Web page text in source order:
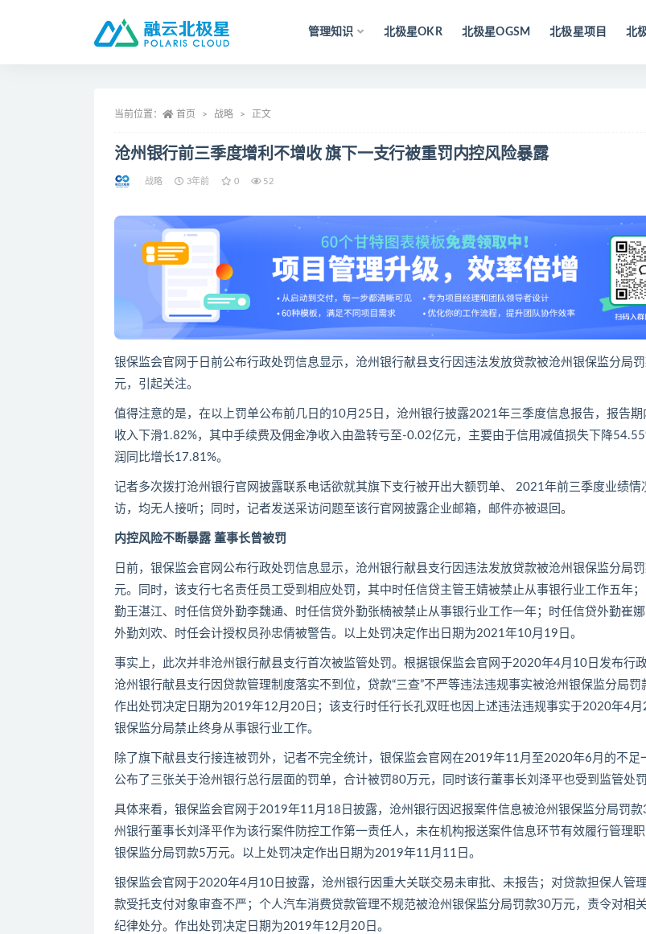
管理知识 北极星OKR 北极星OGSM 北极星项目 北
当前位置： 首页 战略 正文
沧州银行前三季度增利不增收 旗下一支行被重罚内控风险暴露
战略 3年前 0 52
银保监会官网于日前公布行政处罚信息显示，沧州银行献县支行因违法发放贷款被沧州银保监分局
元，引起关注。
值得注意的是，在以上罚单公布前几日的10月25日，沧州银行披露2021年三季度信息报告，报告期
收入下滑1.82%，其中手续费及佣金净收入由盈转亏至-0.02亿元，主要由于信用减值损失下降
润同比增长17.81%。
记者多次拨打沧州银行官网披露联系电话欲就其旗下支行被开出大额罚单、 2021年前三季度业绩情
访，均无人接听；同时，记者发送采访问题至该行官网披露企业邮箱，邮件亦被退回。
内控风险不断暴露 董事长曾被罚
日前，银保监会官网公布行政处罚信息显示，沧州银行献县支行因违法发放贷款被沧州银保监分局
元。同时，该支行七名责任员工受到相应处罚，其中时任信贷主管王婧被禁止从事银行业工作五年
勤王湛江、时任信贷外勤李魏通、时任信贷外勤张楠被禁止从事银行业工作一年；时任信贷外勤崔
外勤刘欢、时任会计授权员孙忠倩被警告。以上处罚决定作出日期为2021年10月19日。
事实上，此次并非沧州银行献县支行首次被监管处罚。根据银保监会官网于2020年4月10日发布行政
沧州银行献县支行因贷款管理制度落实不到位，贷款“三查”不严等违法违规事实被沧州银保监分局罚
作出处罚决定日期为2019年12月20日；该支行时任行长孔双旺也因上述违法违规事实于2020年4月
银保监分局禁止终身从事银行业工作。
除了旗下献县支行接连被罚外，记者不完全统计，银保监会官网在2019年11月至2020年6月的不足
公布了三张关于沧州银行总行层面的罚单，合计被罚80万元，同时该行董事长刘泽平也受到监管处罚
具体来看，银保监会官网于2019年11月18日披露，沧州银行因迟报案件信息被沧州银保监分局罚
州银行董事长刘泽平作为该行案件防控工作第一责任人，未在机构报送案件信息环节有效履行管理
银保监分局罚款5万元。以上处罚决定作出日期为2019年11月11日。
银保监会官网于2020年4月10日披露，沧州银行因重大关联交易未审批、未报告；对贷款担保人管
款受托支付对象审查不严；个人汽车消费贷款管理不规范被沧州银保监分局罚款30万元，责令对相
纪律处分。作出处罚决定日期为2019年12月20日。